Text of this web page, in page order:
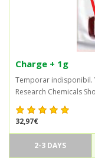
Charge + 1g
Temporar indisponibil.
Research Chemicals
32,97€
2-3 DAYS